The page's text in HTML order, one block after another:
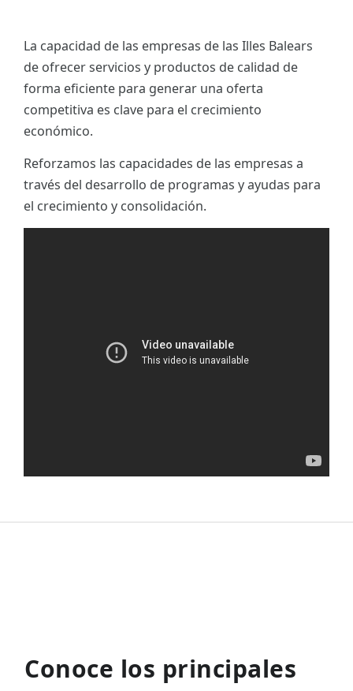
La capacidad de las empresas de las Illes Balears
de ofrecer servicios y productos de calidad de
forma eficiente para generar una oferta
competitiva es clave para el crecimiento
económico.
Reforzamos las capacidades de las empresas a
través del desarrollo de programas y ayudas para
el crecimiento y consolidación.
Conoce los principales